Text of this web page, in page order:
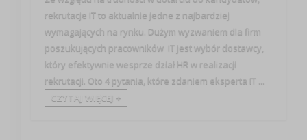
rekrutacje IT to aktualnie jedne z najbardziej
wymagających na rynku. Dużym wyzwaniem dla firm
poszukujących pracowników IT jest wybór dostawcy,
który efektywnie wesprze dział HR w realizacji
rekrutacji. Oto 4 pytania, które zdaniem eksperta IT ...
CZYTAJ WIĘCEJ +